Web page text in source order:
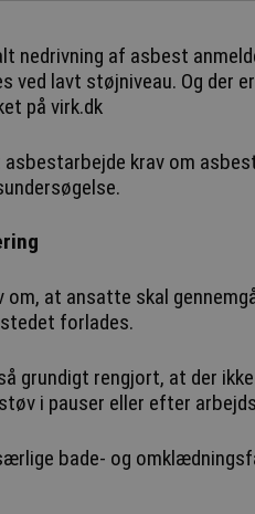
nedrivning af asbest
ved lavt støjniveau. Og der
på virk.dk
asbestarbejde krav om
om, at ansatte skal
forlades.
grundigt rengjort, at der
i pauser eller efter
bade- og